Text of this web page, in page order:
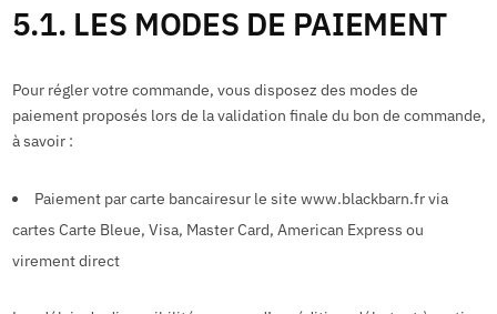
5.1. LES MODES DE PAIEMENT
Pour régler votre commande, vous disposez des modes de
paiement proposés lors de la validation finale du bon de commande,
à savoir :
Paiement par carte bancairesur le site www.blackbarn.frvia
cartes Carte Bleue, Visa, Master Card, American Express ou
virement direct